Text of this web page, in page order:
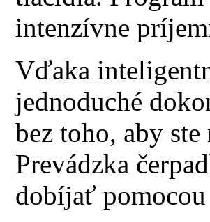
intenzívne
Vďaka
jednoduché
bez toho, aby
Prevádzka
dobíjať